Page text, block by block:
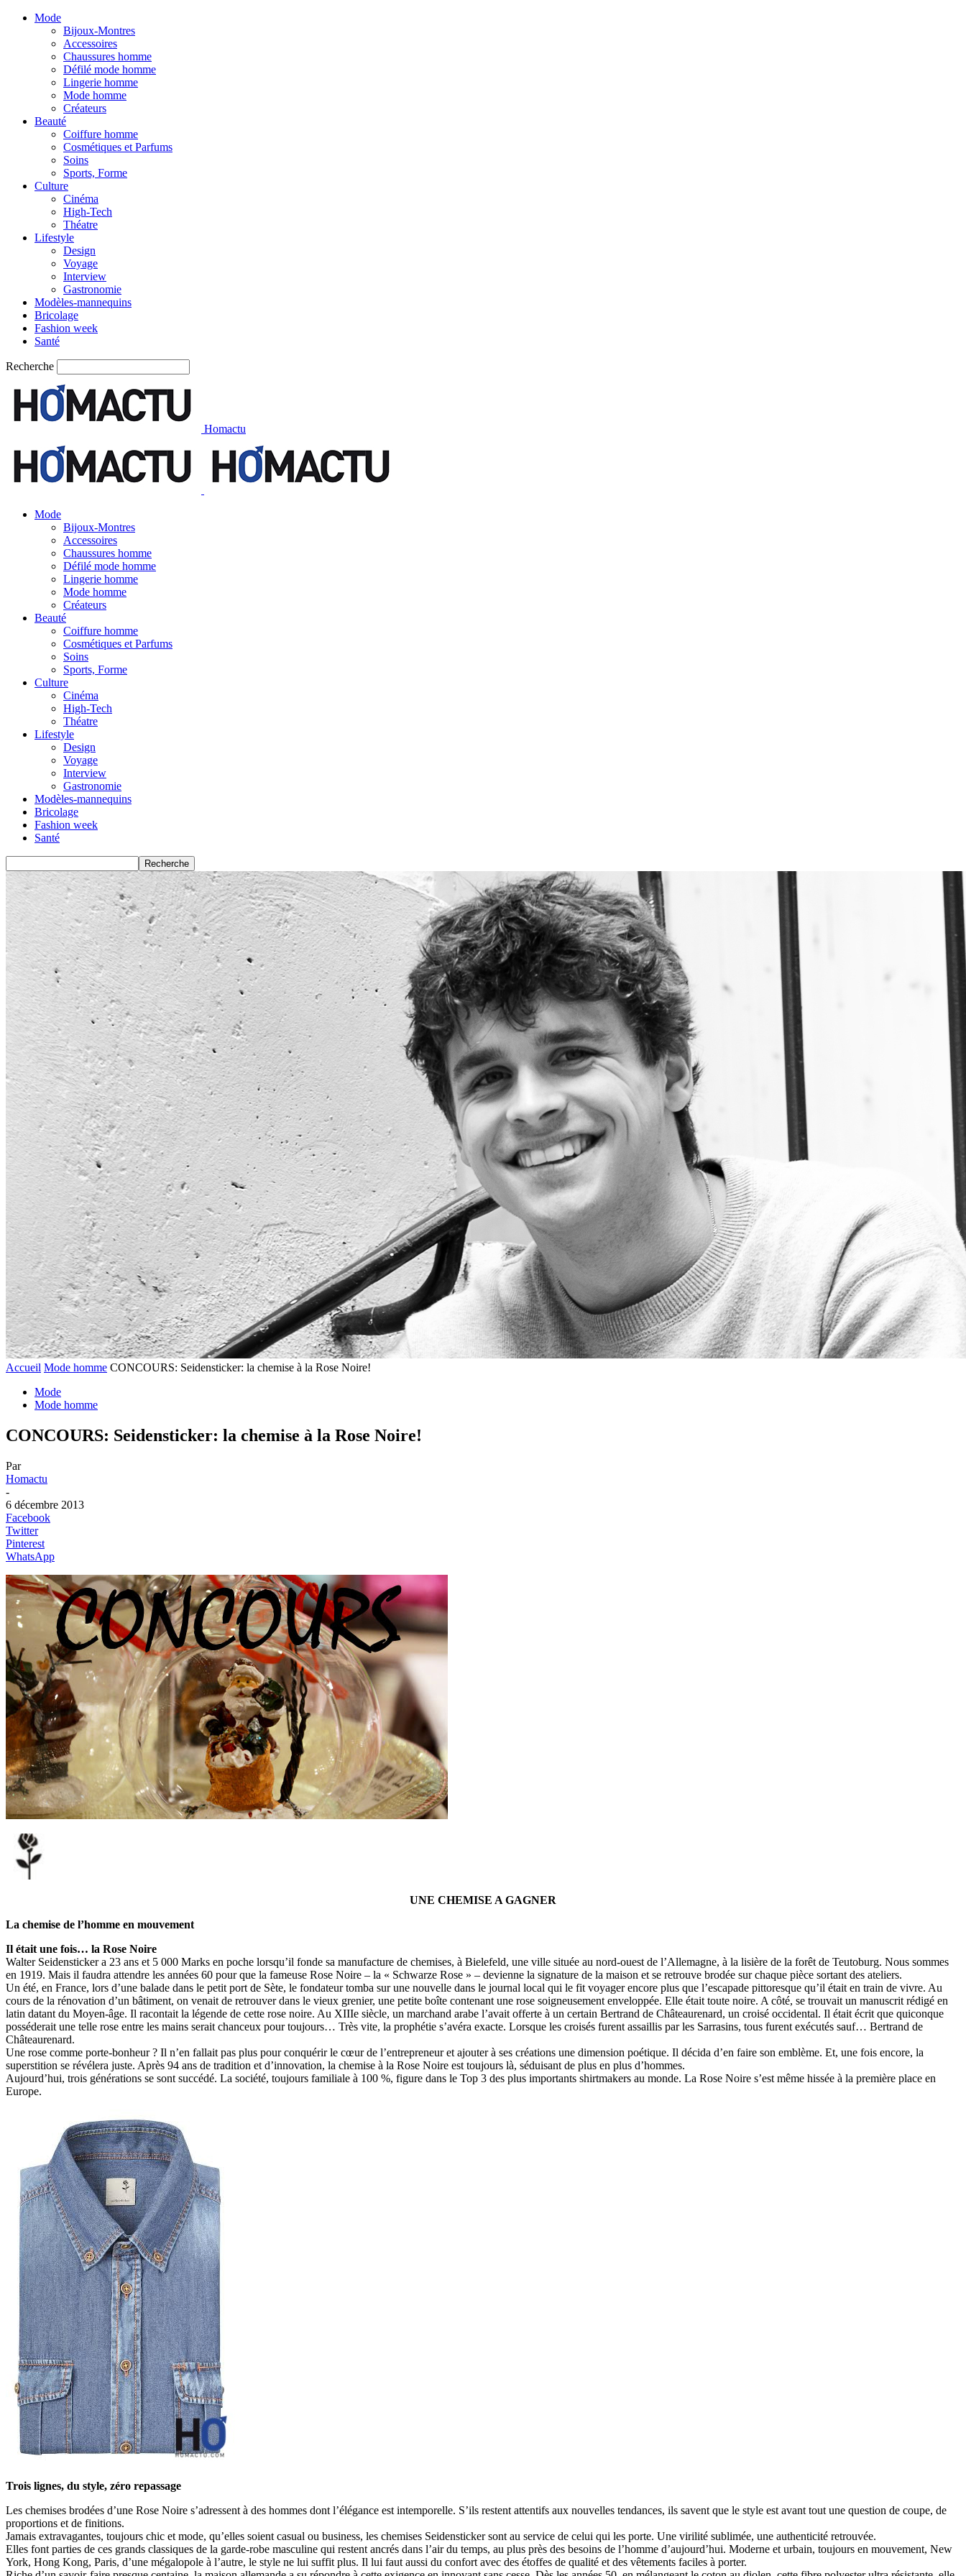
Mode
Bijoux-Montres
Accessoires
Chaussures homme
Défilé mode homme
Lingerie homme
Mode homme
Créateurs
Beauté
Coiffure homme
Cosmétiques et Parfums
Soins
Sports, Forme
Culture
Cinéma
High-Tech
Théatre
Lifestyle
Design
Voyage
Interview
Gastronomie
Modèles-mannequins
Bricolage
Fashion week
Santé
Recherche
Homactu
Mode
Bijoux-Montres
Accessoires
Chaussures homme
Défilé mode homme
Lingerie homme
Mode homme
Créateurs
Beauté
Coiffure homme
Cosmétiques et Parfums
Soins
Sports, Forme
Culture
Cinéma
High-Tech
Théatre
Lifestyle
Design
Voyage
Interview
Gastronomie
Modèles-mannequins
Bricolage
Fashion week
Santé
Accueil Mode homme CONCOURS: Seidensticker: la chemise à la Rose Noire!
Mode
Mode homme
CONCOURS: Seidensticker: la chemise à la Rose Noire!
Par
Homactu
-
6 décembre 2013
Facebook
Twitter
Pinterest
WhatsApp
UNE CHEMISE A GAGNER
La chemise de l’homme en mouvement
Il était une fois… la Rose Noire
Walter Seidensticker a 23 ans et 5 000 Marks en poche lorsqu’il fonde sa manufacture de chemises, à Bielefeld, une ville située au nord-ouest de l’Allemagne, à la lisière de la forêt de Teutoburg. Nous sommes
en 1919. Mais il faudra attendre les années 60 pour que la fameuse Rose Noire – la « Schwarze Rose » – devienne la signature de la maison et se retrouve brodée sur chaque pièce sortant des ateliers.
Un été, en France, lors d’une balade dans le petit port de Sète, le fondateur tomba sur une nouvelle dans le journal local qui le fit voyager encore plus que l’escapade pittoresque qu’il était en train de vivre. Au
cours de la rénovation d’un bâtiment, on venait de retrouver dans le vieux grenier, une petite boîte contenant une rose soigneusement enveloppée. Elle était toute noire. A côté, se trouvait un manuscrit rédigé en
latin datant du Moyen-âge. Il racontait la légende de cette rose noire. Au XIIIe siècle, un marchand arabe l’avait offerte à un certain Bertrand de Châteaurenard, un croisé occidental. Il était écrit que quiconque
posséderait une telle rose entre les mains serait chanceux pour toujours… Très vite, la prophétie s’avéra exacte. Lorsque les croisés furent assaillis par les Sarrasins, tous furent exécutés sauf… Bertrand de
Châteaurenard.
Une rose comme porte-bonheur ? Il n’en fallait pas plus pour conquérir le cœur de l’entrepreneur et ajouter à ses créations une dimension poétique. Il décida d’en faire son emblème. Et, une fois encore, la
superstition se révélera juste. Après 94 ans de tradition et d’innovation, la chemise à la Rose Noire est toujours là, séduisant de plus en plus d’hommes.
Aujourd’hui, trois générations se sont succédé. La société, toujours familiale à 100 %, figure dans le Top 3 des plus importants shirtmakers au monde. La Rose Noire s’est même hissée à la première place en
Europe.
Trois lignes, du style, zéro repassage
Les chemises brodées d’une Rose Noire s’adressent à des hommes dont l’élégance est intemporelle. S’ils restent attentifs aux nouvelles tendances, ils savent que le style est avant tout une question de coupe, de
proportions et de finitions.
Jamais extravagantes, toujours chic et mode, qu’elles soient casual ou business, les chemises Seidensticker sont au service de celui qui les porte. Une virilité sublimée, une authenticité retrouvée.
Elles font parties de ces grands classiques de la garde-robe masculine qui restent ancrés dans l’air du temps, au plus près des besoins de l’homme d’aujourd’hui. Moderne et urbain, toujours en mouvement, New
York, Hong Kong, Paris, d’une mégalopole à l’autre, le style ne lui suffit plus. Il lui faut aussi du confort avec des étoffes de qualité et des vêtements faciles à porter.